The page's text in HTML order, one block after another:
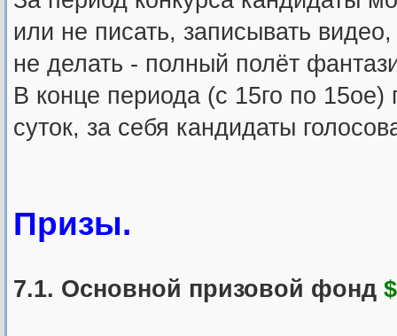
или не писать, записывать
не делать - полный полёт
В конце периода (с 15го по 15ое)
суток, за себя кандидаты
Призы.
7.1. Основной призовой фонд